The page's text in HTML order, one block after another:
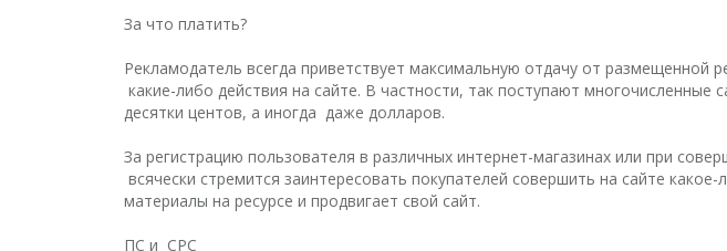
За что платить?
Рекламодатель всегда приветствует максимальную отдачу от размещенной
какие-либо действия на сайте. В частности, так поступают
десятки центов, а иногда даже долларов.
За регистрацию пользователя в различных интернет-магазинах или при
всячески стремится заинтересовать покупателей совершить на сайте
материалы на ресурсе и продвигает свой сайт.
ПС и СРС